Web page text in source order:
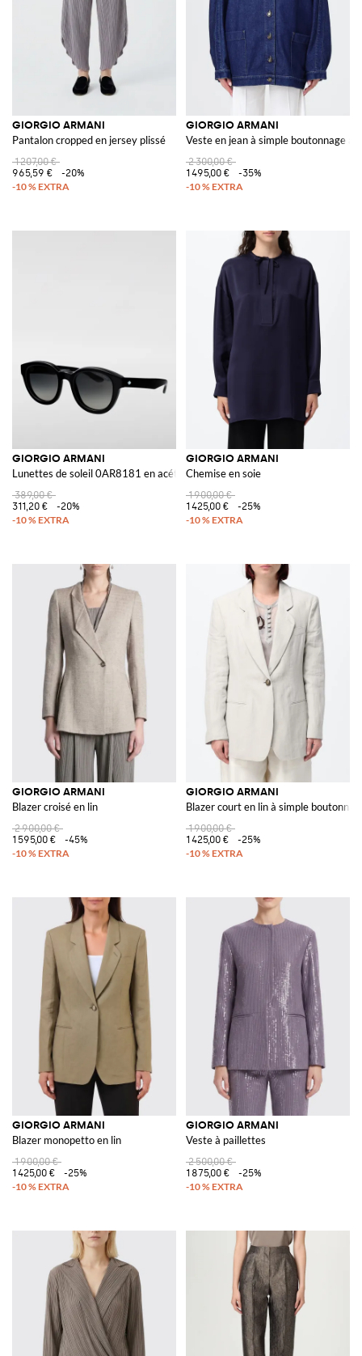
GIORGIO ARMANI
Pantalon cropped en jersey plissé
1 207,00 €
965,59 €
-20%
GIORGIO ARMANI
Veste en jean à simple boutonnage
2 300,00 €
1 495,00 €
-35%
GIORGIO ARMANI
Lunettes de soleil 0AR8181 en acétate
389,00 €
311,20 €
-20%
GIORGIO ARMANI
Chemise en soie
1 900,00 €
1 425,00 €
-25%
GIORGIO ARMANI
Blazer croisé en lin
2 900,00 €
1 595,00 €
-45%
GIORGIO ARMANI
Blazer court en lin à simple
1 900,00 €
1 425,00 €
-25%
GIORGIO ARMANI
Blazer monopetto en lin
1 900,00 €
1 425,00 €
-25%
GIORGIO ARMANI
Veste à paillettes
2 500,00 €
1 875,00 €
-25%